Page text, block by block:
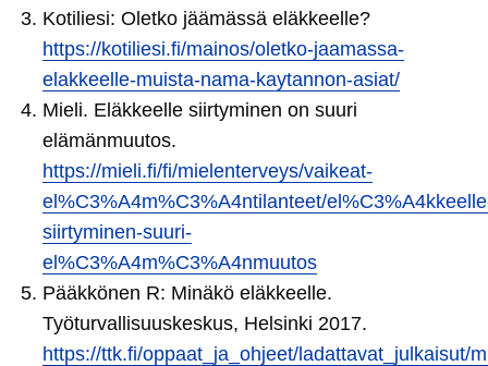
Kotiliesi: Oletko jäämässä eläkkeelle?
https://kotiliesi.fi/mainos/oletko-jaamassa-
elakkeelle-muista-nama-kaytannon-asiat/
Mieli. Eläkkeelle siirtyminen on suuri
elämänmuutos.
https://mieli.fi/fi/mielenterveys/vaikeat-
el%C3%A4m%C3%A4ntilanteet/
siirtyminen-suuri-
el%C3%A4m%C3%A4nmuutos
Pääkkönen R: Minäkö eläkkeelle.
Työturvallisuuskeskus, Helsinki 2017.
https://ttk.fi/oppaat_ja_ohjeet/ladattavat_julkaisut/